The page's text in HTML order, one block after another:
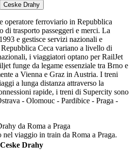
Ceske Drahy
operatore ferroviario in Repubblica
di trasporto passeggeri e merci. La
e gestisce servizi nazionali e
Ceca variano a livello di
i viaggiatori optano per RailJet
funge da legame essenziale tra Brno e
a Vienna e Graz in Austria. I treni
a lunga distanza attraverso la
rapide, i treni di Supercity sono
- Olomouc - Pardibice - Praga -
da Roma a Praga
viaggio in train da Roma a Praga.
Ceske Drahy